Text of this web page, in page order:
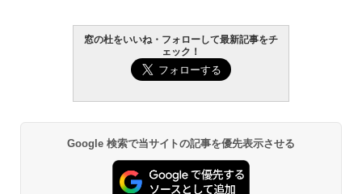
窓の杜をいいね・フォローして最新記事をチ
ェック！
Google 検索で当サイトの記事を優先表示させる